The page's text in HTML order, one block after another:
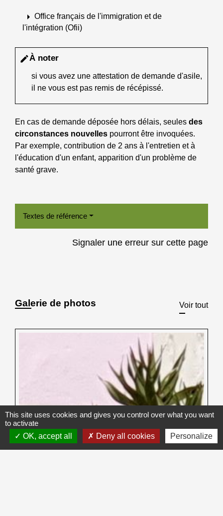
arrow_right Office français de l'immigration et de
l'intégration (Ofii)
editÀ noter
si vous avez une attestation de demande d'asile,
il ne vous est pas remis de récépissé.
En cas de demande déposée hors délais, seules des
circonstances nouvelles pourront être invoquées.
Par exemple, contribution de 2 ans à l'entretien et à
l'éducation d'un enfant, apparition d'un problème de
santé grave.
Textes de référence
Signaler une erreur sur cette page
Galerie de photos Voir tout
This site uses cookies and gives you control over what you want
to activate
OK, accept all
Deny all cookies Personalize